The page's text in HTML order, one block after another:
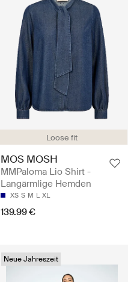
Loose fit
MOS MOSH
MMPaloma Lio Shirt -
Langärmlige Hemden
XS S M L XL
139.99 €
Neue Jahreszeit